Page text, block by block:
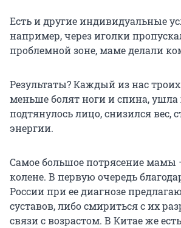
Есть и другие индивидуальные
например, через иголки
проблемной зоне, маме делали
Результаты? Каждый из нас
меньше болят ноги и спина, ушла
подтянулось лицо, снизился вес,
энергии.
Самое большое потрясение мамы
колене. В первую очередь
России при ее диагнозе
суставов, либо смириться с их
связи с возрастом. В Китае же